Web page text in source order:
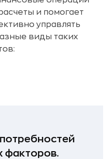
и помогает
управлять
виды таких
факторов.